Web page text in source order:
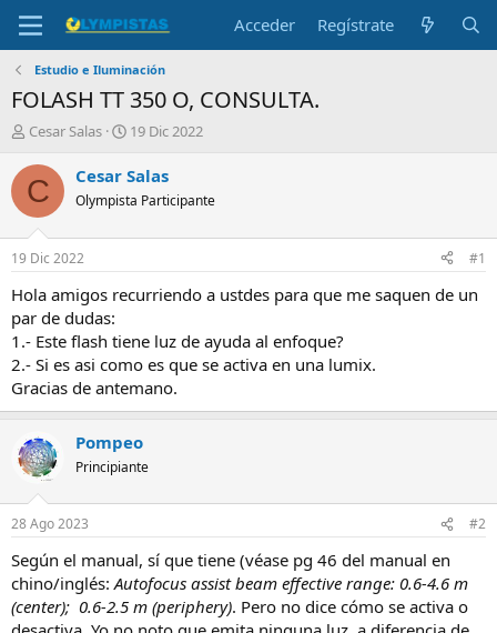
Acceder Regístrate
Estudio e Iluminación
FOLASH TT 350 O, CONSULTA.
I
i
c
a
d
o
r
e
l
t
e
m
Cesar Salas
F
c
a
i
n
i
o
19 Dic 2022
C Cesar Salas
Olympista Participante
19 Dic 2022 #1
Hola amigos recurriendo a ustdes para que me saquen de un
par de dudas:
1.- Este flash tiene luz de ayuda al enfoque?
2.- Si es asi como es que se activa en una lumix.
Gracias de antemano.
Pompeo
Principiante
28 Ago 2023 #2
Según el manual, sí que tiene (véase pg 46 del manual en
chino/inglés:Autofocus assist beam effective range: 0.6-4.6 m
(center); 0.6-2.5 m (periphery). Pero no dice cómo se activa o